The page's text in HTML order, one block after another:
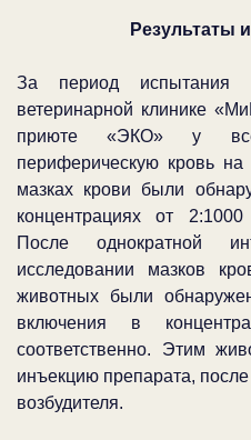
Результаты
За период испытания
ветеринарной клинике
приюте «ЭКО» у
периферическую кровь
мазках крови были
концентрациях от
После однократной
исследовании мазков
животных были
включения в
соответственно. Этим
инъекцию препарата, после
возбудителя.